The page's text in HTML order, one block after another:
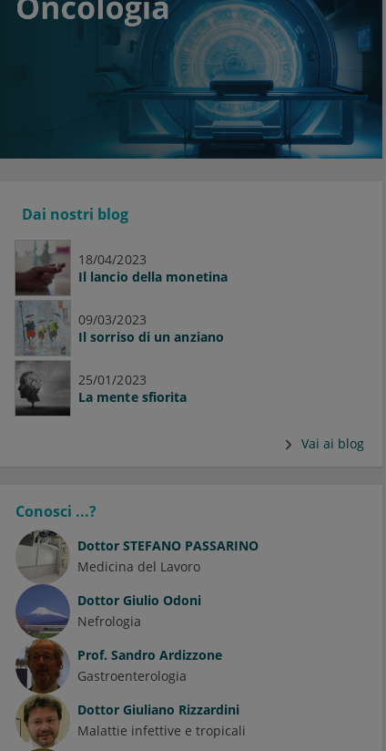
Dai nostri blog
18/04/2023
Il lancio della monetina
09/03/2023
Il sorriso di un anziano
25/01/2023
La mente sfiorita
Vai ai blog
Conosci ...?
Dottor STEFANO PASSARINO
Medicina del Lavoro
Dottor Giulio Odoni
Nefrologia
Prof. Sandro Ardizzone
Gastroenterologia
Dottor Giuliano Rizzardini
Malattie infettive e tropicali